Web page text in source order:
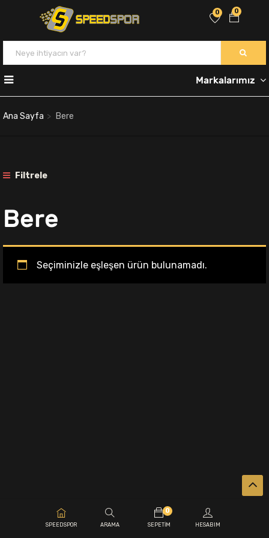
0
0
Markalarımız
Ana Sayfa Bere
Filtrele
Bere
Seçiminizle eşleşen ürün bulunamadı.
SPEEDSPOR ARAMA
0
SEPETIM HESABIM